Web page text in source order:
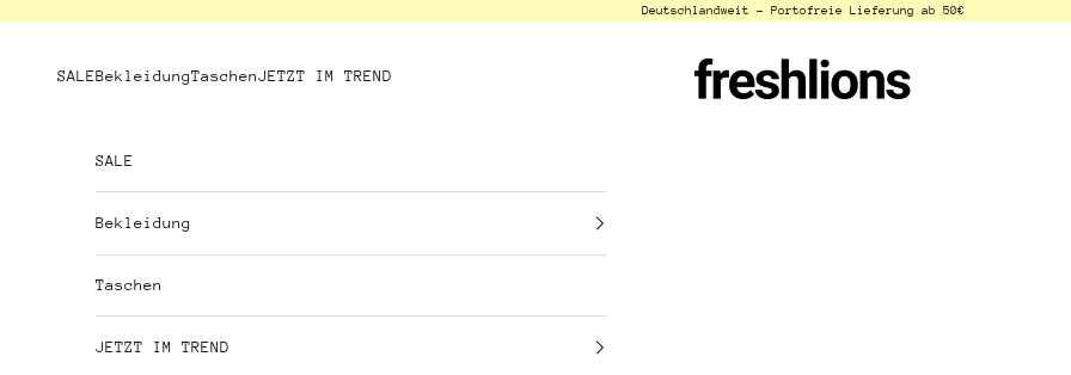
Deutschlandweit - Portofreie Lieferung ab 50€
freshlions
SALEBekleidungTaschenJETZT IM TREND
SALE
Bekleidung
Taschen
JETZT IM TREND